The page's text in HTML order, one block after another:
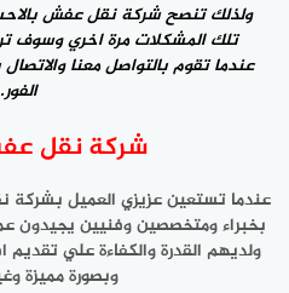
ولذلك تنصح شركة نقل عفش
تلك المشكلات مرة اخري وسوف
عندما تقوم بالتواصل معنا
الفور.
شركة نقل
عندما تستعين عزيزي العميل
بخبراء ومتخصصين وفنيين يجيدون
ولديهم القدرة والكفاءة علي
وبصورة مميزة